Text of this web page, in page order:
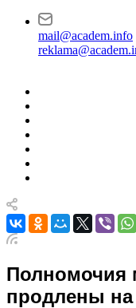
mail@academ.info
Полномочия
продлены на